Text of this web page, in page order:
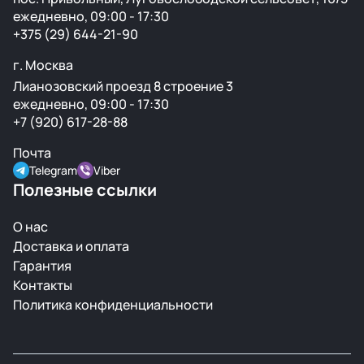
ежедневно, 09:00 - 17:30
+375 (29) 644-21-90
г. Москва
Лианозовский проезд 8 строение 3
ежедневно, 09:00 - 17:30
+7 (920) 617-28-88
Почта
Telegram Viber
Полезные ссылки
О нас
Доставка и оплата
Гарантия
Контакты
Политика конфиденциальности